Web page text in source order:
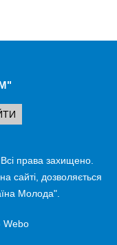
права захищено.
сайті, дозволяється
Молода".
Webo